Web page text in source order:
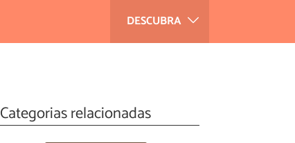
DESCUBRA
Categorias relacionadas